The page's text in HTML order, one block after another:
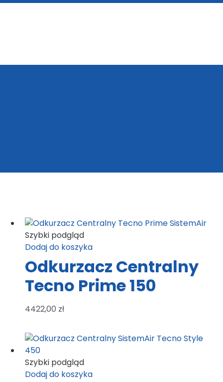
Szybki podgląd
Dodaj do koszyka
Odkurzacz Centralny
Tecno Prime 150
4422,00 zł
Szybki podgląd
Dodaj do koszyka